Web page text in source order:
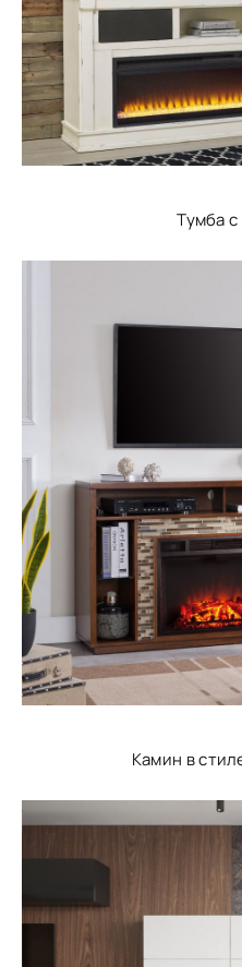
Тумба
Камин в